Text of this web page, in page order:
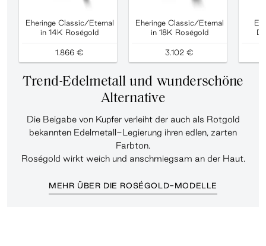
Eheringe Classic/Eternal
in 14K Roségold
1.866 €
Eheringe Classic/Eternal
in 18K Roségold
3.102 €
Trend-Edelmetall und wunderschöne
Alternative
Die Beigabe von Kupfer verleiht der auch als Rotgold
bekannten Edelmetall-Legierung ihren edlen, zarten
Farbton.
Roségold wirkt weich und anschmiegsam an der Haut.
MEHR ÜBER DIE ROSÉGOLD-MODELLE